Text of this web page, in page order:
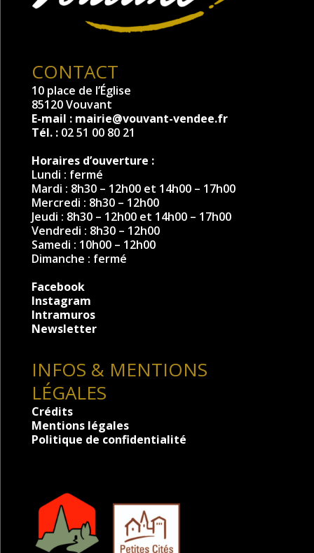
CONTACT
10 place de l’Église
85120 Vouvant
E-mail : mairie@vouvant-vendee.fr
Tél. : 02 51 00 80 21
Horaires d’ouverture :
Lundi : fermé
Mardi : 8h30 – 12h00 et 14h00 – 17h00
Mercredi : 8h30 – 12h00
Jeudi : 8h30 – 12h00 et 14h00 – 17h00
Vendredi : 8h30 – 12h00
Samedi : 10h00 – 12h00
Dimanche : fermé
Facebook
Instagram
Intramuros
Newsletter
INFOS & MENTIONS
LÉGALES
Crédits
Mentions légales
Politique de confidentialité